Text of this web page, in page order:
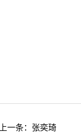
上一条： 张奕琦